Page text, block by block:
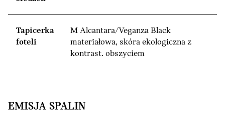
Tapicerka
foteli
M Alcantara/Veganza Black
materiałowa, skóra ekologiczna z
kontrast. obszyciem
EMISJA SPALIN